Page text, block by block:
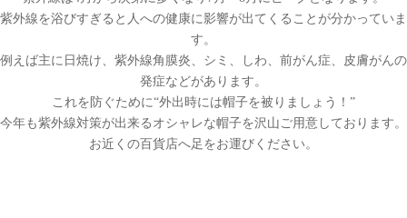
紫外線を浴びすぎると人への健康に影響が出てくることが分かっていま
す。
例えば主に日焼け、紫外線角膜炎、シミ、しわ、前がん症、皮膚がんの
発症などがあります。
これを防ぐために“外出時には帽子を被りましょう！”
今年も紫外線対策が出来るオシャレな帽子を沢山ご用意しております。
お近くの百貨店へ足をお運びください。